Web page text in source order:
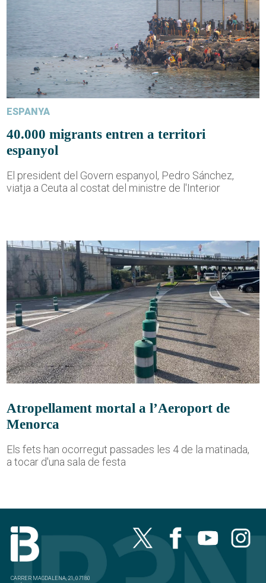
ESPANYA
40.000 migrants entren a territori
espanyol
El president del Govern espanyol, Pedro Sánchez,
viatja a Ceuta al costat del ministre de l'Interior
Atropellament mortal a l’Aeroport de
Menorca
Els fets han ocorregut passades les 4 de la matinada,
a tocar d'una sala de festa
CARRER MAGDALENA, 21, 07180